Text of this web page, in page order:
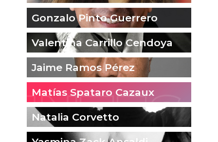
Gonzalo Pinto Guerrero
Valentina Carrillo Cendoya
Jaime Ramos Pérez
Matías Spataro Cazaux
Natalia Corvetto